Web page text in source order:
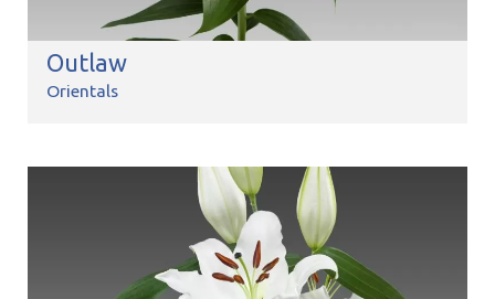
Outlaw
Orientals